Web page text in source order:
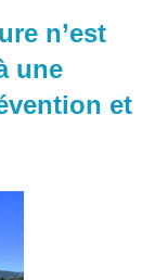
n’est
une
et